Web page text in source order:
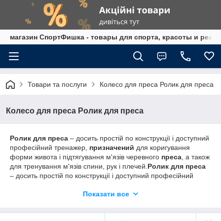
магазин СпортФишка - товары для спорта, красоты и
Товари та послуги Колесо для преса Ролик для преса
Колесо для преса Ролик для преса
Ролик для преса – досить простій по конструкції і доступний
професійний тренажер, призначений для коригування
форми живота і підтягування м'язів черевного преса , а також
для тренування м'язів спини, рук і плечей. Ролик для преса
– досить простій по конструкції і доступний професійний
підтягування м'язів черевногопреса, а також для тренування
по конструкції і доступний професійний тренажер,
Показати все